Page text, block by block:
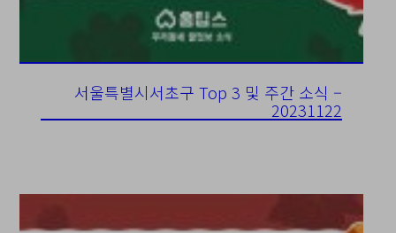
서울특별시서초구 Top 3 및 주간 소식 –
20231122